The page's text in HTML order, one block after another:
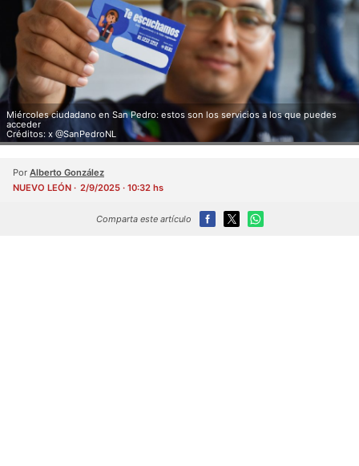
Miércoles ciudadano en San Pedro: estos son los servicios a los que puedes
acceder
Créditos: x @SanPedroNL
Por Alberto González
NUEVO LEÓN
2/9/2025 · 10:32 hs
Comparta este artículo